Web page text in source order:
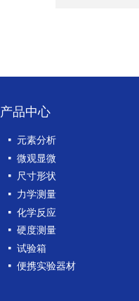
넷 元素分析
넷 微观显微
넷 尺寸形状
넷 力学测量
넷 化学反应
넷 硬度测量
넷 试验箱
넷 便携实验器材
产品中心